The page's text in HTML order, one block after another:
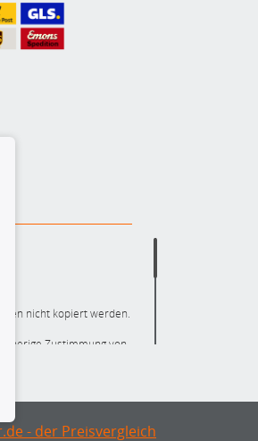
nicht kopiert werden.
Zustimmung von
Dritte ausführen zu
wird verfolgt.
auch tatsächlich dem